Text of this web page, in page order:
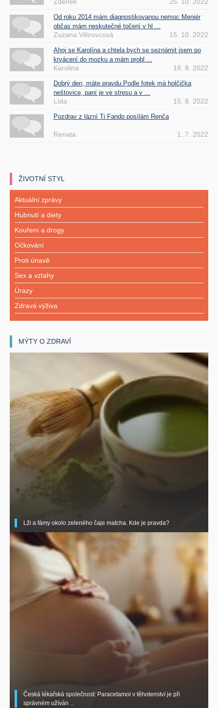
Od roku 2014 mám diagnostikovanou nemoc Meniér
občas mám neskutečné točení v hl ...
Zuzana Větrovcová 15. 10. 2022
Ahoj se Karolína a chtela bych se seznámit jsem po
krvácení do mozku a mám probl ...
Karolina 18. 8. 2022
Dobrý den, máte pravdu.Podle fotek má holčička
neštovice, paní je ve stresu a v ...
Lída 15. 8. 2022
Pozdrav z lázní Ti Fando posílám Renča
Renata 1. 7. 2022
ŽIVOTNÍ STYL
Aktuální zprávy
Hubnutí a diety
Kouření a drogy
Očkování
Proti únavě
Sex a vztahy
Úrazy
Zdravá výživa
MÝTY O ZDRAVÍ
Lži a fámy okolo zeleného čaje matcha. Kde je pravda?
Česká lékařská společnost: Paracetamol v těhotenství je při
správném užíván ..